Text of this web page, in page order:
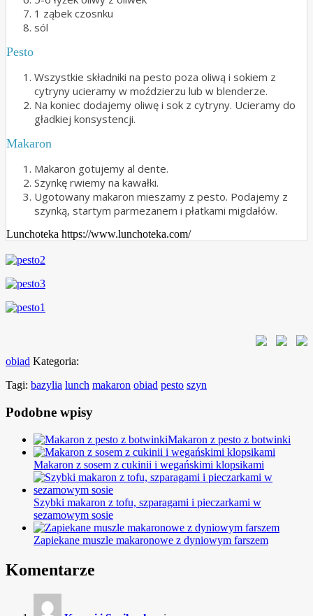
1 ząbek czosnku
sól
Pesto
Wszystkie składniki na pesto poza oliwą i sokiem z
cytryny ucieramy w moździerzu lub w blenderze.
Na koniec dodajemy oliwę i sok z cytryny. Ucieramy do
gładkiej konsystencji.
Makaron
Makaron gotujemy al dente.
Szynkę rwiemy na kawałki.
Ugotowany makaron mieszamy z pesto. Podajemy z
szynką, startym parmezanem i płatkami migdałów.
Lunchoteka https://www.lunchoteka.com/
obiad Kategoria:
Tagi: bazylia lunch makaron obiad pesto szyn
Podobne wpisy
Makaron z pesto z botwinki
Makaron z sosem z cukinii i wegańskimi klopsikami
Szybki makaron z tofu, szparagami i pieczarkami w
sezamowym sosie
Zapiekane muszle makaronowe z dyniowym farszem
Komentarze